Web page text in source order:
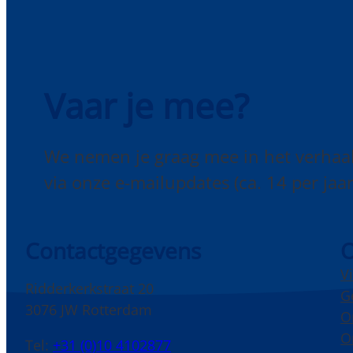
We nemen je graag mee in het
via onze e-mailupdates (ca. 14 per
Ridderkerkstraat 20
3076 JW Rotterdam
Tel: +31 (0)10 4102877